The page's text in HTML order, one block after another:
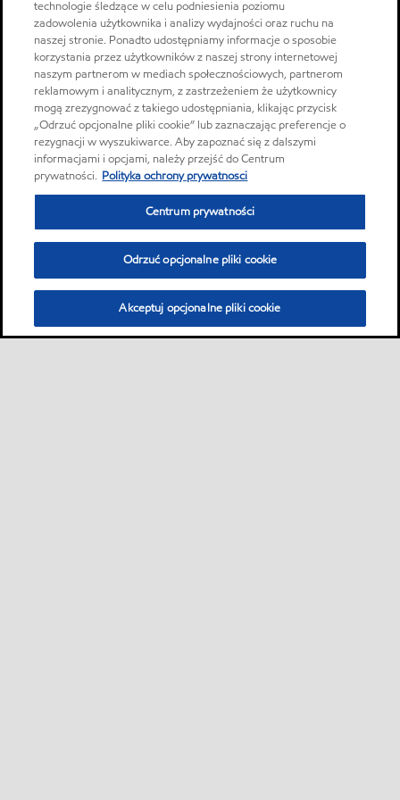
technologie śledzące w celu podniesienia poziomu
zadowolenia użytkownika i analizy wydajności oraz ruchu na
naszej stronie. Ponadto udostępniamy informacje o sposobie
korzystania przez użytkowników z naszej strony internetowej
naszym partnerom w mediach społecznościowych, partnerom
reklamowym i analitycznym, z zastrzeżeniem że użytkownicy
mogą zrezygnować z takiego udostępniania, klikając przycisk
„Odrzuć opcjonalne pliki cookie” lub zaznaczając preferencje o
rezygnacji w wyszukiwarce. Aby zapoznać się z dalszymi
informacjami i opcjami, należy przejść do Centrum
prywatności. Polityka ochrony prywatnosci
Centrum prywatności
Odrzuć opcjonalne pliki cookie
Akceptuj opcjonalne pliki cookie